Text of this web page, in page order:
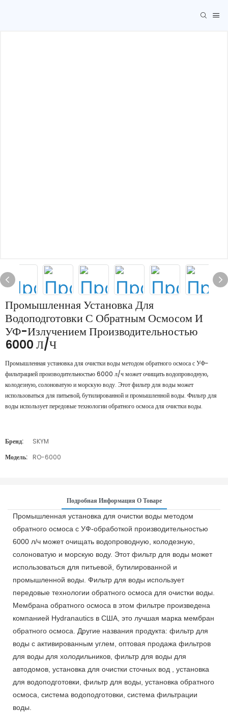
Промышленная Установка Для
Водоподготовки С Обратным Осмосом И
УФ-Излучением Производительностью
6000 Л/ч
Промышленная установка для очистки воды методом обратного осмоса с УФ-
фильтрацией производительностью 6000 л/ч может очищать водопроводную,
колодезную, солоноватую и морскую воду. Этот фильтр для воды может
использоваться для питьевой, бутилированной и промышленной воды. Фильтр для
воды использует передовые технологии обратного осмоса для очистки воды.
Бренд:
SKYM
Модель:
RO-6000
Подробная Информация О Товаре
Промышленная установка для очистки воды методом
обратного осмоса с УФ-обработкой производительностью
6000 л/ч может очищать водопроводную, колодезную,
солоноватую и морскую воду. Этот фильтр для воды может
использоваться для питьевой, бутилированной и
промышленной воды. Фильтр для воды использует
передовые технологии обратного осмоса для очистки воды.
Мембрана обратного осмоса в этом фильтре произведена
компанией Hydranautics в США, это лучшая марка мембран
обратного осмоса. Другие названия продукта: фильтр для
воды с активированным углем, оптовая продажа фильтров
для воды для холодильников, фильтр для воды для
автодомов, установка для очистки сточных вод
установка
для водоподготовки, фильтр для воды, установка обратного
осмоса, система водоподготовки, система фильтрации
воды.